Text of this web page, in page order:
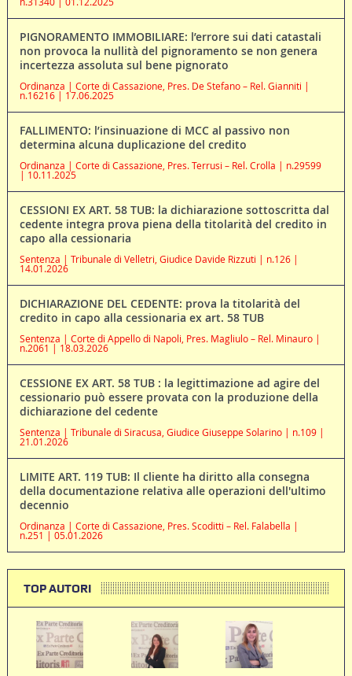
PIGNORAMENTO IMMOBILIARE: l’errore sui dati catastali
non provoca la nullità del pignoramento se non genera
incertezza assoluta sul bene pignorato
Ordinanza | Corte di Cassazione, Pres. De Stefano – Rel. Gianniti |
n.16216 | 17.06.2025
FALLIMENTO: l’insinuazione di MCC al passivo non
determina alcuna duplicazione del credito
Ordinanza | Corte di Cassazione, Pres. Terrusi – Rel. Crolla | n.29599
| 10.11.2025
CESSIONI EX ART. 58 TUB: la dichiarazione sottoscritta dal
cedente integra prova piena della titolarità del credito in
capo alla cessionaria
Sentenza | Tribunale di Velletri, Giudice Davide Rizzuti | n.126 |
14.01.2026
DICHIARAZIONE DEL CEDENTE: prova la titolarità del
credito in capo alla cessionaria ex art. 58 TUB
Sentenza | Corte di Appello di Napoli, Pres. Magliulo – Rel. Minauro |
n.2061 | 18.03.2026
CESSIONE EX ART. 58 TUB : la legittimazione ad agire del
cessionario può essere provata con la produzione della
dichiarazione del cedente
Sentenza | Tribunale di Siracusa, Giudice Giuseppe Solarino | n.109 |
21.01.2026
LIMITE ART. 119 TUB: Il cliente ha diritto alla consegna
della documentazione relativa alle operazioni dell'ultimo
decennio
Ordinanza | Corte di Cassazione, Pres. Scoditti – Rel. Falabella |
n.251 | 05.01.2026
TOP AUTORI